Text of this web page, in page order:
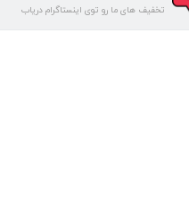
تخفیف های ما رو توی اینستاگرام دریاب